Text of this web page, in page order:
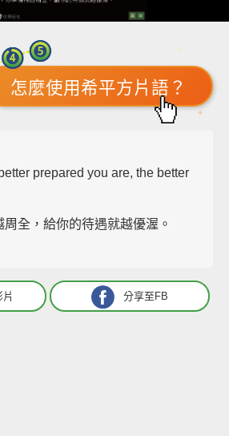
怎麼使用希平方片語？
prepared you are, the better
全，給你的待遇就越優渥。
分享至FB